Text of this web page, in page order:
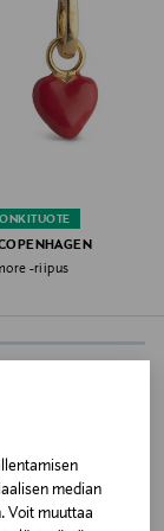
median
Voit muuttaa
-riipus